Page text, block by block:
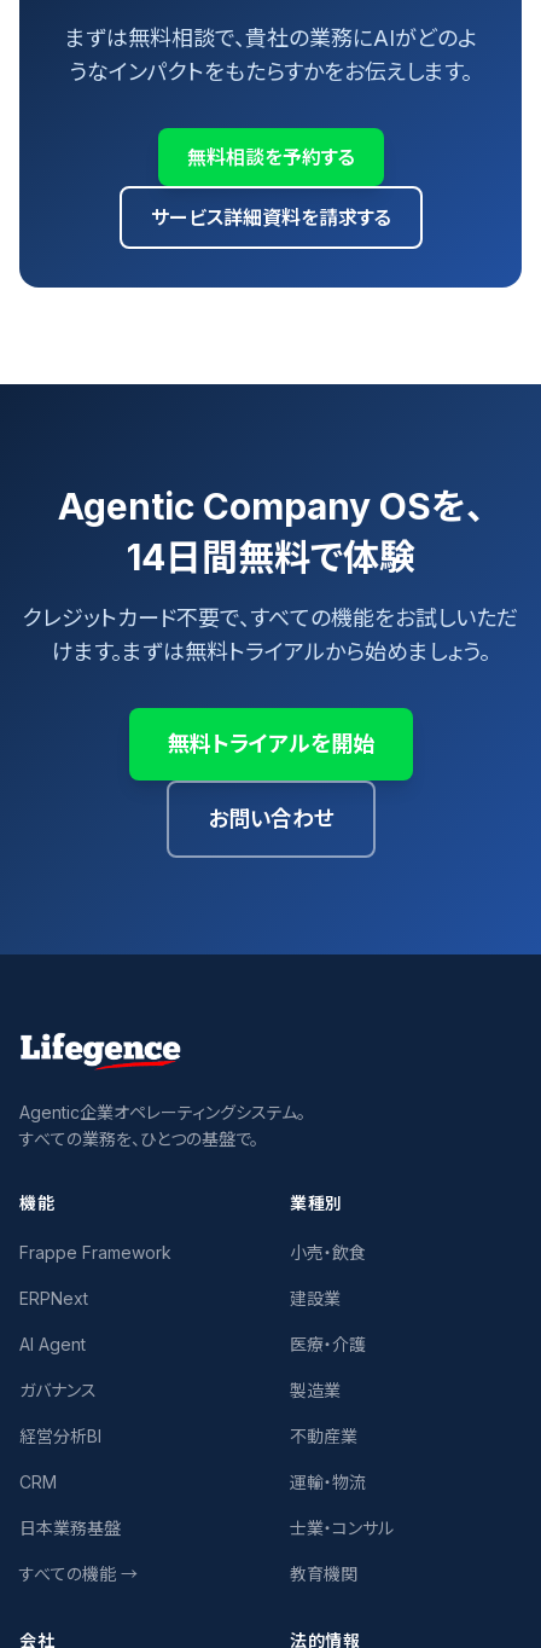
まずは無料相談で、貴社の業務にAIがどのよ
うなインパクトをもたらすかをお伝えします。
無料相談を予約する
サービス詳細資料を請求する
Agentic Company OSを、
14日間無料で体験
クレジットカード不要で、すべての機能をお試しいただ
けます。まずは無料トライアルから始めましょう。
無料トライアルを開始
お問い合わせ
Agentic企業オペレーティングシステム。
すべての業務を、ひとつの基盤で。
機能
Frappe Framework
ERPNext
AI Agent
ガバナンス
経営分析BI
CRM
日本業務基盤
すべての機能 →
業種別
小売・飲食
建設業
医療・介護
製造業
不動産業
運輸・物流
士業・コンサル
教育機関
会社 法的情報